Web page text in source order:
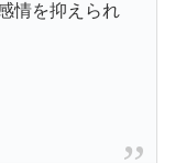
情を抑えられ